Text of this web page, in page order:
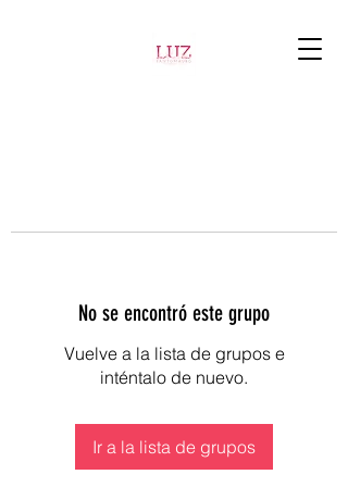
No se encontró este grupo
Vuelve a la lista de grupos e
inténtalo de nuevo.
Ir a la lista de grupos